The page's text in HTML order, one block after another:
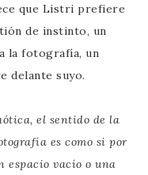
que Listri prefiere
de instinto, un
la fotografía, un
delante suyo.
el sentido de la
es como si por
espacio vacío o una